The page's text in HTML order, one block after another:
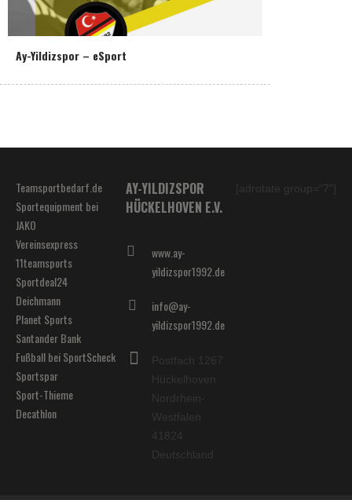
Ay-Yildizspor – eSport
Teamsportbedarf.de
Sportequipment bei
JAKO
Vereinsexpress
11teamsports
Sportdeal24
Deichmann
Planet Sports
Santander Bank
Fußball bei SportScheck
Sportspar
Sport-Thieme
Decathlon
AY-YILDIZSPOR
HÜCKELHOVEN E.V.
www.ay-
yildizspor1992.de
info@ay-
yildizspor1992.de
Postfach 1267
Hückelhoven
Nordrhein-
Westfalen
41824
Deutschland
[adrotate group="7"]